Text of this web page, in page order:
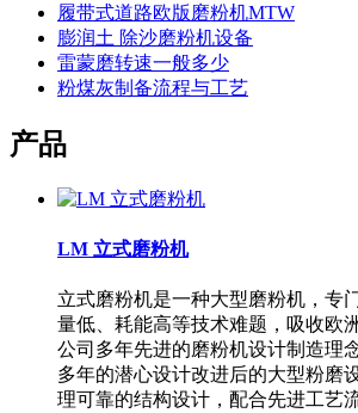
履带式道路欧版磨粉机MTW
膨润土 除沙磨粉机设备
雷蒙磨转速一般多少
粉煤灰制备流程与工艺
产品
LM 立式磨粉机
立式磨粉机是一种大型磨粉机，专
量低、耗能高等技术难题，吸收欧
公司多年先进的磨粉机设计制造理
多年的潜心设计改进后的大型粉磨
理可靠的结构设计，配合先进工艺